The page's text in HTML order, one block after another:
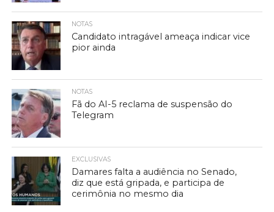
NOTAS
Candidato intragável ameaça indicar vice
pior ainda
NOTAS
Fã do AI-5 reclama de suspensão do
Telegram
EXCLUSIVAS
Damares falta a audiência no Senado,
diz que está gripada, e participa de
cerimônia no mesmo dia